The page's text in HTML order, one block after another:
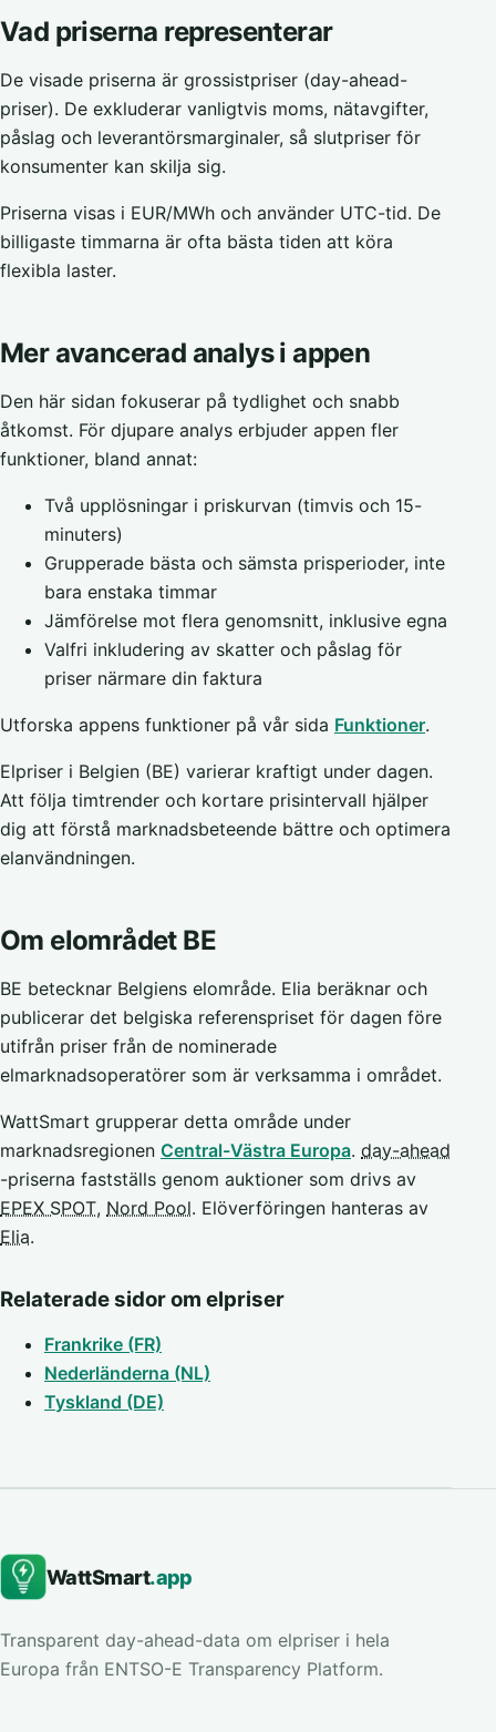
Vad priserna representerar
De visade priserna är grossistpriser (day-ahead-
priser). De exkluderar vanligtvis moms, nätavgifter,
påslag och leverantörsmarginaler, så slutpriser för
konsumenter kan skilja sig.
Priserna visas i EUR/MWh och använder UTC-tid. De
billigaste timmarna är ofta bästa tiden att köra
flexibla laster.
Mer avancerad analys i appen
Den här sidan fokuserar på tydlighet och snabb
åtkomst. För djupare analys erbjuder appen fler
funktioner, bland annat:
Två upplösningar i priskurvan (timvis och 15-
minuters)
Grupperade bästa och sämsta prisperioder, inte
bara enstaka timmar
Jämförelse mot flera genomsnitt, inklusive egna
Valfri inkludering av skatter och påslag för
priser närmare din faktura
Utforska appens funktioner på vår sida Funktioner.
Elpriser i Belgien (BE) varierar kraftigt under dagen.
Att följa timtrender och kortare prisintervall hjälper
dig att förstå marknadsbeteende bättre och optimera
elanvändningen.
Om elområdet BE
BE betecknar Belgiens elområde. Elia beräknar och
publicerar det belgiska referenspriset för dagen före
utifrån priser från de nominerade
elmarknadsoperatörer som är verksamma i området.
WattSmart grupperar detta område under
marknadsregionen Central-Västra Europa. day-ahead
-priserna fastställs genom auktioner som drivs av
EPEX SPOT, Nord Pool. Elöverföringen hanteras av
Elia.
Relaterade sidor om elpriser
Frankrike (FR)
Nederländerna (NL)
Tyskland (DE)
WattSmart.app
Transparent day-ahead-data om elpriser i hela
Europa från ENTSO-E Transparency Platform.